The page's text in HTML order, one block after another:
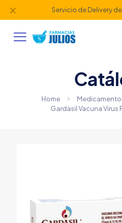
Servicio de Delivery
✕
Home
Gardasil Vacuna Virus